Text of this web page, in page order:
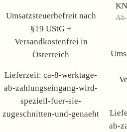
Umsatzsteuerbefreit nach
§19 UStG +
Versandkostenfrei in
Österreich
Lieferzeit:ca-8-werktage-
ab-zahlungseingang-wird-
speziell-fuer-sie-
zugeschnitten-und-genaeht
Ab
ab-